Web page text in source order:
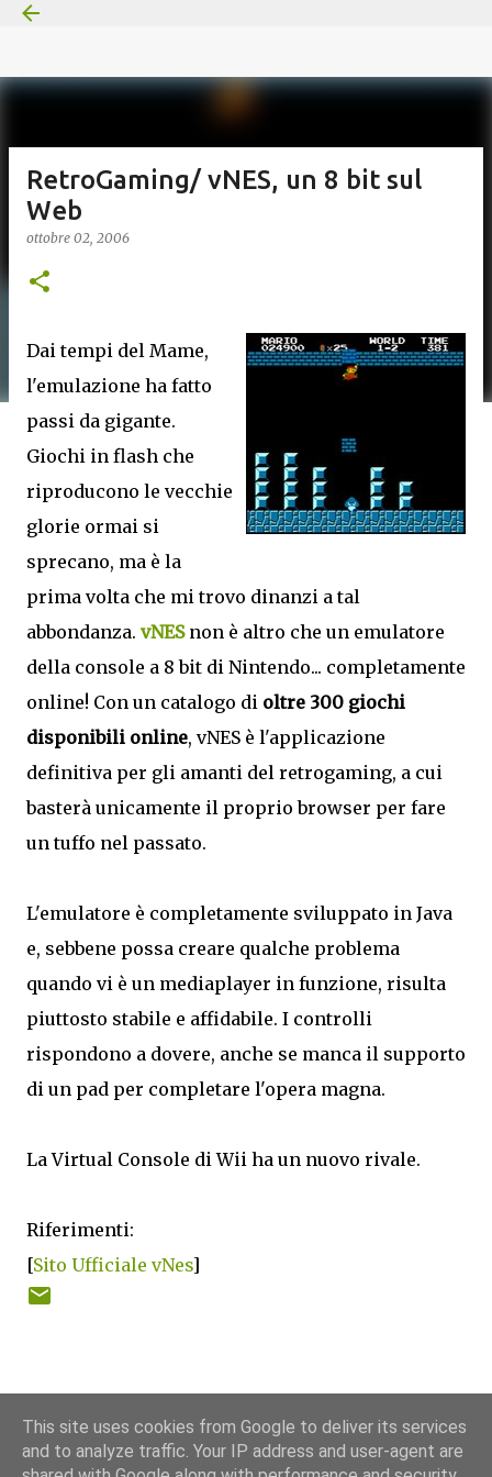
RetroGaming/ vNES, un 8 bit sul
Web
ottobre 02, 2006
Dai tempi del Mame,
l'emulazione ha fatto
passi da gigante.
Giochi in flash che
riproducono le vecchie
glorie ormai si
sprecano, ma è la
prima volta che mi trovo dinanzi a tal
abbondanza. vNES non è altro che un emulatore
della console a 8 bit di Nintendo... completamente
online! Con un catalogo di oltre 300 giochi
disponibili online, vNES è l'applicazione
definitiva per gli amanti del retrogaming, a cui
basterà unicamente il proprio browser per fare
un tuffo nel passato.
L'emulatore è completamente sviluppato in Java
e, sebbene possa creare qualche problema
quando vi è un mediaplayer in funzione, risulta
piuttosto stabile e affidabile. I controlli
rispondono a dovere, anche se manca il supporto
di un pad per completare l'opera magna.
La Virtual Console di Wii ha un nuovo rivale.
Riferimenti:
[Sito Ufficiale vNes]
This site uses cookies from Google to deliver its services
and to analyze traffic. Your IP address and user-agent are